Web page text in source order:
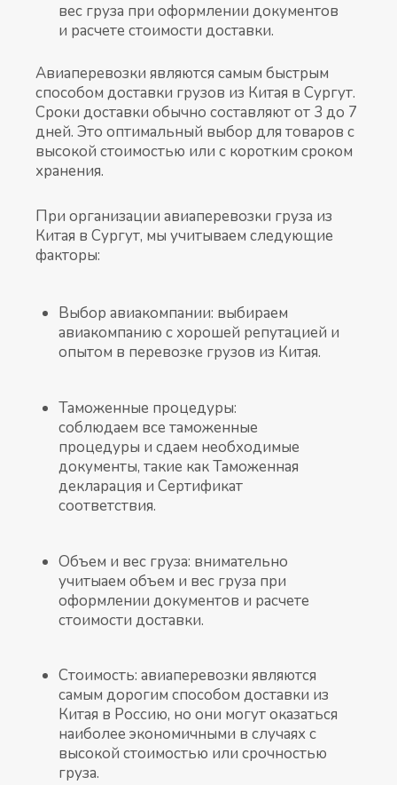
вес груза при оформлении документов
и расчете стоимости доставки.
Авиаперевозки являются самым быстрым
способом доставки грузов из Китая в Сургут.
Сроки доставки обычно составляют от 3 до 7
дней. Это оптимальный выбор для товаров с
высокой стоимостью или с коротким сроком
хранения.
При организации авиаперевозки груза из
Китая в Сургут, мы учитываем следующие
факторы:
Выбор авиакомпании: выбираем
авиакомпанию с хорошей репутацией и
опытом в перевозке грузов из Китая.
Таможенные процедуры:
соблюдаем все таможенные
процедуры и сдаем необходимые
документы, такие как Таможенная
декларация и Сертификат
соответствия.
Объем и вес груза: внимательно
учитыаем объем и вес груза при
оформлении документов и расчете
стоимости доставки.
Стоимость: авиаперевозки являются
самым дорогим способом доставки из
Китая в Россию, но они могут оказаться
наиболее экономичными в случаях с
высокой стоимостью или срочностью
груза.